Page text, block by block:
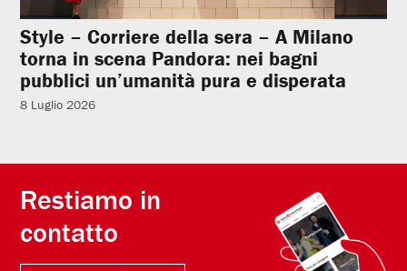
Style – Corriere della sera – A Milano
torna in scena Pandora: nei bagni
pubblici un’umanità pura e disperata
8 Luglio 2026
Restiamo in
contatto